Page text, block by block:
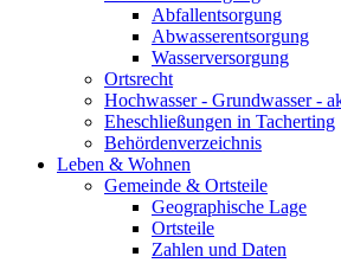
Abfallentsorgung
Abwasserentsorgung
Wasserversorgung
Ortsrecht
Hochwasser - Grundwasser -
Eheschließungen in Tacherting
Behördenverzeichnis
Leben & Wohnen
Gemeinde & Ortsteile
Geographische Lage
Ortsteile
Zahlen und Daten